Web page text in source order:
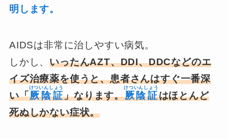
明します。
AIDSは非常に治しやすい病気。
しかし、いったんAZT、DDI、DDCなどのエ
イズ治療薬を使うと、患者さんはすぐ一番深
い「厥陰証
けついんしょう
」なります。厥陰証
けついんしょう
はほとんど
死ぬしかない症状。